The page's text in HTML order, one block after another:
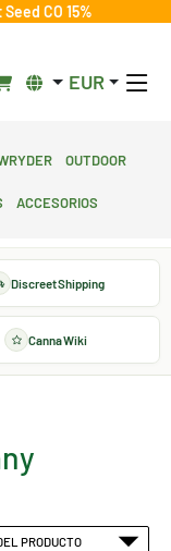
CO 15%
EUR
Outdoor
Accesorios
Discreet Shipping
Canna Wiki
PRODUCTO